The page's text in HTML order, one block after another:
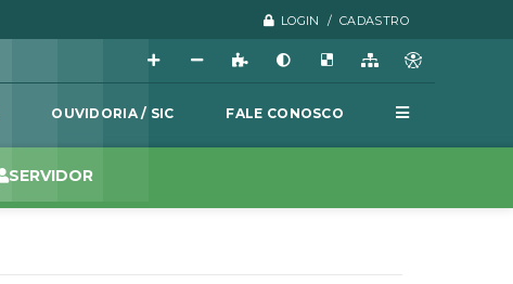
LOGIN / CADASTRO
OUVIDORIA / SIC FALE CONOSCO
SERVIDOR